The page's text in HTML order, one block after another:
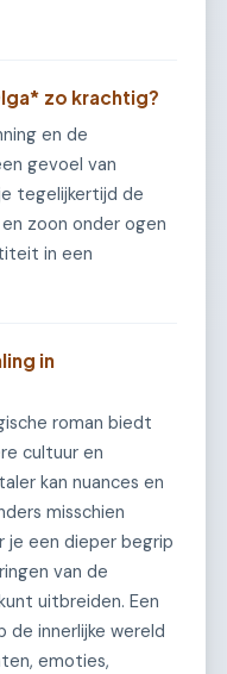
zo krachtig?
en de
gevoel van
tegelijkertijd de
zoon onder ogen
in een
in
roman biedt
cultuur en
kan nuances en
misschien
je een dieper begrip
van de
uitbreiden. Een
de innerlijke wereld
emoties,